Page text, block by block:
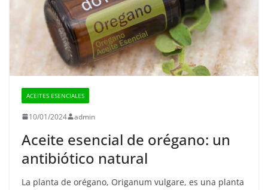
ACEITES ESENCIALES
10/01/2024 admin
Aceite esencial de orégano: un
antibiótico natural
La planta de orégano, Origanum vulgare, es una planta